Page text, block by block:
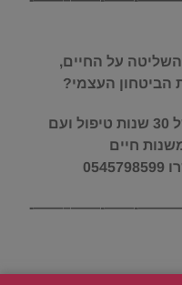
על החיים,
הביטחון העצמי?
עם ניסיון של 30 שנות טיפול ועם
חיים
———–——-———-